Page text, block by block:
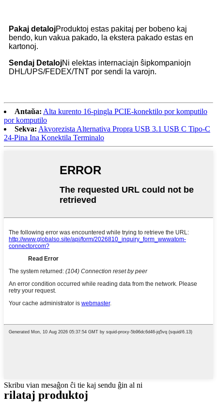
Pakaj detalojProduktoj estas pakitaj per bobeno kaj
bendo, kun vakua pakado, la ekstera pakado estas en
kartonoj.
Sendaj DetalojNi elektas internaciajn ŝipkompaniojn
DHL/UPS/FEDEX/TNT por sendi la varojn.
Antaŭa: Alta kurento 16-pingla PCIE-konektilo por komputilo
por komputilo
Sekva: Akvorezista Alternativa Propra USB 3.1 USB C Tipo-C
24-Pina Ina Konektila Terminalo
Skribu vian mesaĝon ĉi tie kaj sendu ĝin al ni
rilataj produktoj